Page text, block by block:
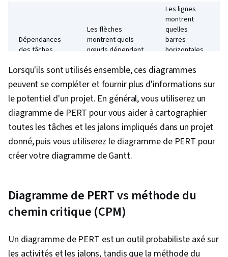
Dépendances
des tâches
Les flèches
montrent quels
nœuds dépendent
Les lignes
montrent
quelles
barres
horizontales
les unes des
autres.
Représentation
de la
complexité
Mieux adapté aux
projets complexes
avec de
nombreuses
dépendances
entre les tâches.
Mieux adapté
plus simples
avec des
tâches ayant
des durées
Vue
d'ensemble du
large du projet
ensemble et de la
tâches dépendent
les unes des
autres.
Offre une vue
plannings.
Lorsqu'ils sont utilisés ensemble, ces diagrammes
peuvent se compléter et fournir plus d'informations sur
le potentiel d'un projet. En général, vous utiliserez un
diagramme de PERT pour vous aider à cartographier
toutes les tâches et les jalons impliqués dans un projet
donné, puis vous utiliserez le diagramme de PERT pour
créer votre diagramme de Gantt.
Diagramme de PERT vs méthode du
chemin critique (CPM)
Un diagramme de PERT est un outil probabiliste axé sur
les activités et les jalons, tandis que la méthode du